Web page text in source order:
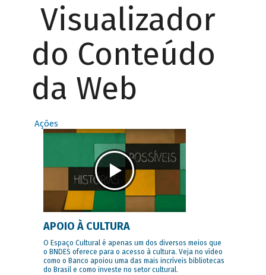
Visualizador
do Conteúdo
da Web
Ações
APOIO À CULTURA
O Espaço Cultural é apenas um dos diversos meios que
o BNDES oferece para o acesso à cultura. Veja no vídeo
como o Banco apoiou uma das mais incríveis bibliotecas
do Brasil e como investe no setor cultural.